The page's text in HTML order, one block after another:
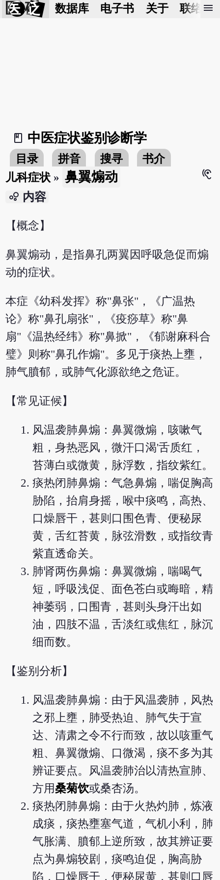
医 砭 数据库 电子书 关于 联络我
menu
book_2
中医症状鉴别诊断学
目录 拼音 搜寻
书介
儿科症状 » 鼻翼煽动
hearing
bubble_chart 内容
【概念】
鼻翼煽动，是指鼻孔两翼因呼吸急促而煽
动的症状。
本症《幼科发挥》称"鼻张"，《广温热
论》称"鼻孔扇张"，《疫痧草》称"鼻
扇"《温热经纬》称"鼻掀"，《郁谢麻科合
璧》则称"鼻孔作煽"。多见于痰热上壅，
肺气膹郁，或肺气化源欲绝之危证。
【常见证候】
风温袭肺鼻煽：鼻翼微煽，咳嗽气
粗，身热恶风，微汗口渴'舌质红，
苔薄白或微黄，脉浮数，指纹紫红。
痰热闭肺鼻煽：气急鼻煽，喘促胸高
胁陷，抬肩身摇，喉中痰鸣，高热、
口燥唇干，甚则口围色青、便秘尿
黄，舌红苔黄，脉弦滑数，或指纹青
紫直透命关。
肺肾两伤鼻煽：鼻翼微煽，喘喝气
短，呼吸浅促、面色苍白或晦暗，精
神萎弱，口围青，甚则头身汗出如
油，四肢不温，舌淡红或焦红，脉沉
细而数。
【鉴别分析】
风温袭肺鼻煽：由于风温袭肺，风热
之邪上壅，肺受热迫、肺气失于宣
达、清肃之令不行而致，故以咳重气
粗、鼻翼微煽、口微渴，痰不多为其
辨证要点。风温袭肺治以清热宣肺、
方用桑菊饮或桑杏汤。
痰热闭肺鼻煽：由于火热灼肺，炼液
成痰，痰热壅塞气道，气机小利，肺
气胀满、膹郁上逆所致，故其辨证要
点为鼻煽较剧，痰鸣迫促，胸高胁
陷，口燥唇干，便秘尿黄，甚则口唇